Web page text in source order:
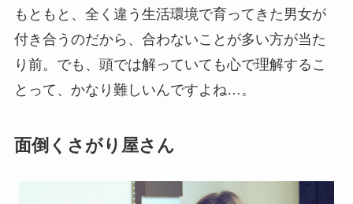
もともと、全く違う生活環境で育ってきた男女が
付き合うのだから、合わないことが多い方が当た
り前。でも、頭では解っていても心で理解するこ
とって、かなり難しいんですよね…。
面倒くさがり屋さん